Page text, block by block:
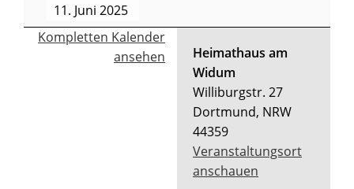
11. Juni 2025
Heimathaus am
Widum
Williburgstr. 27
Dortmund, NRW
44359
Veranstaltungsort
anschauen
Kompletten Kalender
ansehen